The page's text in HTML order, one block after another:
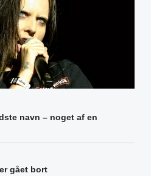
navn – noget af en
gået bort